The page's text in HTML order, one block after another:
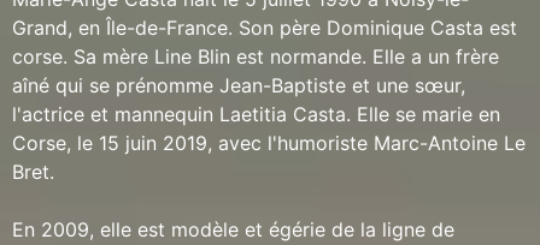
Grand, en Île-de-France. Son père Dominique Casta est
corse. Sa mère Line Blin est normande. Elle a un frère
aîné qui se prénomme Jean-Baptiste et une sœur,
l'actrice et mannequin Laetitia Casta. Elle se marie en
Corse, le 15 juin 2019, avec l'humoriste Marc-Antoine Le
Bret.
En 2009, elle est modèle et égérie de la ligne de